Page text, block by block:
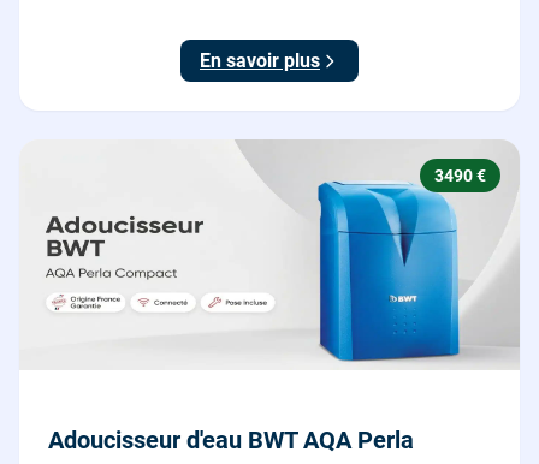
et posée par nos plombiers.
En savoir plus
3490 €
Adoucisseur d'eau BWT AQA Perla